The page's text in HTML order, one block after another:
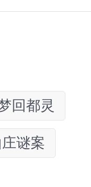
回都灵
谜案